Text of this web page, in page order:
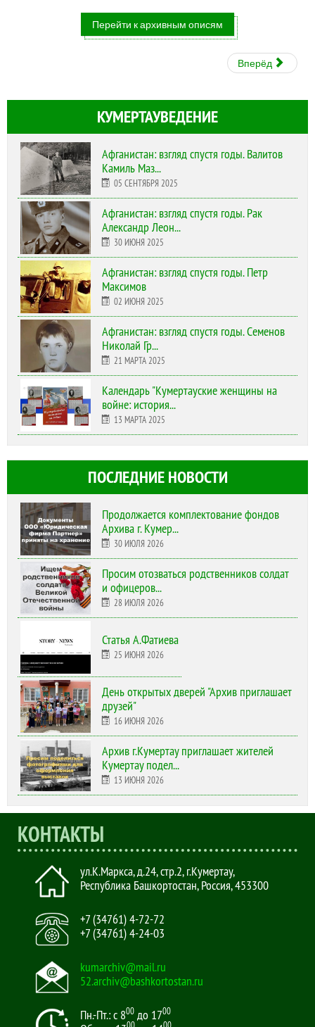
Перейти к архивным описям
Вперёд
КУМЕРТАУВЕДЕНИЕ
Афганистан: взгляд спустя годы. Валитов
Камиль Маз...
05 СЕНТЯБРЯ 2025
Афганистан: взгляд спустя годы. Рак
Александр Леон...
30 ИЮНЯ 2025
Афганистан: взгляд спустя годы. Петр
Максимов
02 ИЮНЯ 2025
Афганистан: взгляд спустя годы. Семенов
Николай Гр...
21 МАРТА 2025
Календарь "Кумертауские женщины на
войне: история...
13 МАРТА 2025
ПОСЛЕДНИЕ НОВОСТИ
Продолжается комплектование фондов
Архива г. Кумер...
30 ИЮЛЯ 2026
Просим отозваться родственников солдат
и офицеров...
28 ИЮЛЯ 2026
Статья А.Фатиева
25 ИЮНЯ 2026
День открытых дверей "Архив приглашает
друзей"
16 ИЮНЯ 2026
Архив г.Кумертау приглашает жителей
Кумертау подел...
13 ИЮНЯ 2026
КОНТАКТЫ
ул.К.Маркса, д.24, стр.2,г.Кумертау,
Республика Башкортостан, Россия,453300
+7 (34761) 4-72-72
+7 (34761) 4-24-03
kumarchiv@mail.ru
52.archiv@bashkortostan.ru
Пн.-Пт.: с 800 до 1700